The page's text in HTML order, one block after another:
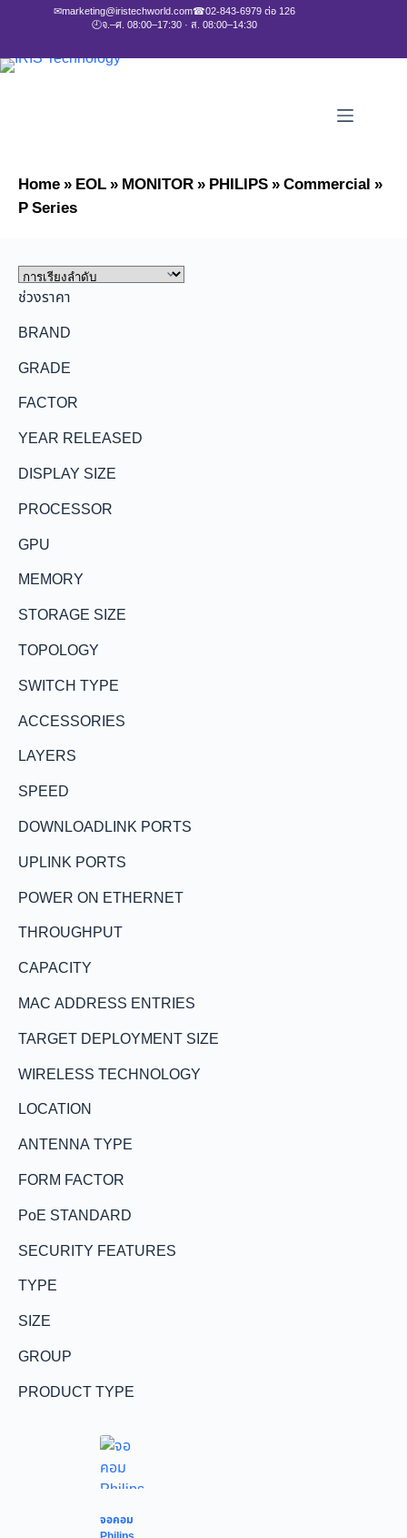
✉marketing@iristechworld.com☎02-843-6979 ต่อ 126
🕘จ.–ศ. 08:00–17:30 · ส. 08:00–14:30
Home»EOL»MONITOR»PHILIPS»Commercial»
P Series
ช่วงราคา
BRAND
GRADE
FACTOR
YEAR RELEASED
DISPLAY SIZE
PROCESSOR
GPU
MEMORY
STORAGE SIZE
TOPOLOGY
SWITCH TYPE
ACCESSORIES
LAYERS
SPEED
DOWNLOADLINK PORTS
UPLINK PORTS
POWER ON ETHERNET
THROUGHPUT
CAPACITY
MAC ADDRESS ENTRIES
TARGET DEPLOYMENT SIZE
WIRELESS TECHNOLOGY
LOCATION
ANTENNA TYPE
FORM FACTOR
PoE STANDARD
SECURITY FEATURES
TYPE
SIZE
GROUP
PRODUCT TYPE
จอคอม